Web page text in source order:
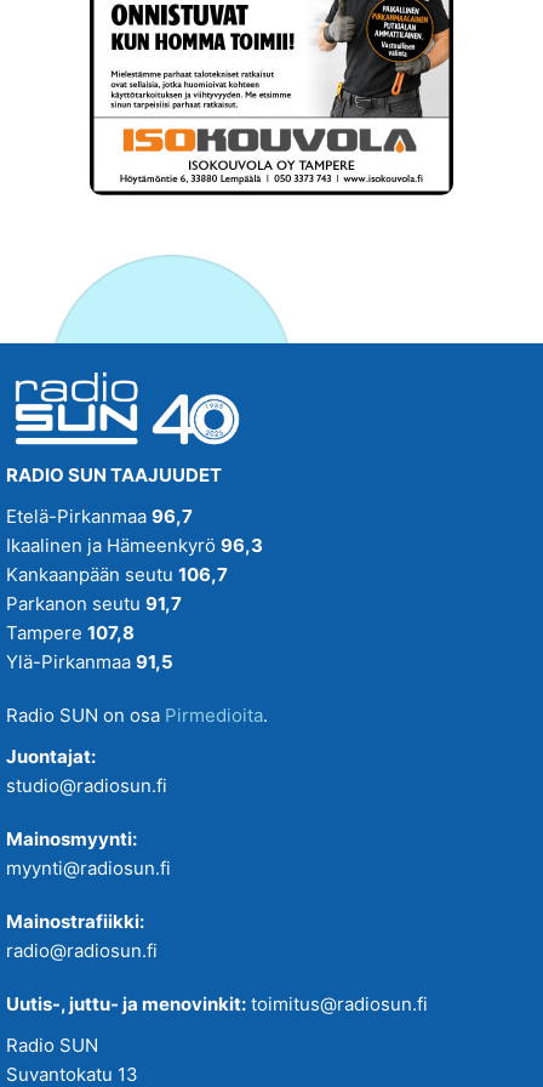
RADIO SUN TAAJUUDET
Etelä-Pirkanmaa 96,7
Ikaalinen ja Hämeenkyrö 96,3
Kankaanpään seutu 106,7
Parkanon seutu 91,7
Tampere 107,8
Ylä-Pirkanmaa 91,5
Radio SUN on osa Pirmedioita.
Juontajat:
studio@radiosun.fi
Mainosmyynti:
myynti@radiosun.fi
Mainostrafiikki:
radio@radiosun.fi
Uutis-, juttu- ja menovinkit: toimitus@radiosun.fi
Radio SUN
Suvantokatu 13